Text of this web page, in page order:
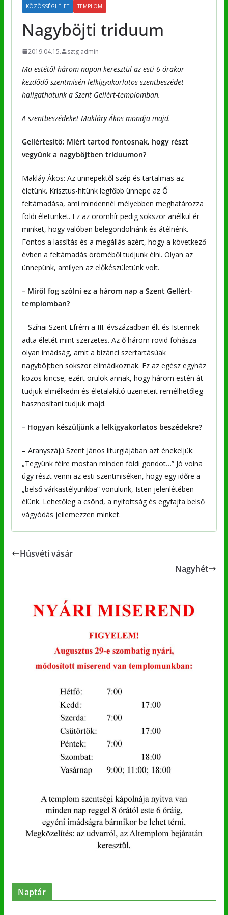
KÖZÖSSÉGI ÉLET TEMPLOM
Nagyböjti triduum
2019.04.15. sztg admin
Ma estétől három napon keresztül az esti 6 órakor
kezdődő szentmisén lelkigyakorlatos szentbeszédet
hallgathatunk a Szent Gellért-templomban.
A szentbeszédeket Makláry Ákos mondja majd.
Gellértesítő: Miért tartod fontosnak, hogy részt
vegyünk a nagyböjtben triduumon?
Makláy Ákos: Az ünnepektől szép és tartalmas az
életünk. Krisztus-hitünk legfőbb ünnepe az Ő
feltámadása, ami mindennél mélyebben meghatározza
földi életünket. Ez az örömhír pedig sokszor anélkül ér
minket, hogy valóban belegondolnánk és átélnénk.
Fontos a lassítás és a megállás azért, hogy a következő
évben a feltámadás öröméből tudjunk élni. Olyan az
ünnepünk, amilyen az előkészületünk volt.
– Miről fog szólni ez a három nap a Szent Gellért-
templomban?
– Szíriai Szent Efrém a III. évszázadban élt és Istennek
adta életét mint szerzetes. Az ő három rövid fohásza
olyan imádság, amit a bizánci szertartásúak
nagyböjtben sokszor elimádkoznak. Ez az egész egyház
közös kincse, ezért örülök annak, hogy három estén át
tudjuk elmélkedni és életalakító üzeneteit remélhetőleg
hasznosítani tudjuk majd.
– Hogyan készüljünk a lelkigyakorlatos beszédekre?
– Aranyszájú Szent János liturgiájában azt énekeljük:
„Tegyünk félre mostan minden földi gondot…” Jó volna
úgy részt venni az esti szentmiséken, hogy egy időre a
„belső várkastélyunkba” vonulunk, Isten jelenlétében
élünk. Lehetőleg a csönd, a nyitottság és egyfajta belső
vágyódás jellemezzen minket.
Húsvéti vásár
Nagyhét
Naptár